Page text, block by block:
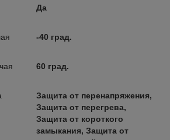
Да
-40 град.
60 град.
Защита от перенапряжения,
Защита от перегрева,
Защита от короткого
замыкания, Защита от